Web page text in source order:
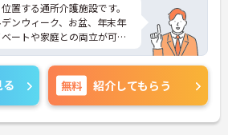
置する通所介護施設です。
ンウィーク、お盆、年末年
ートや家庭との両立が可能
ナビ介護職までお問い合わ
無料 紹介してもらう